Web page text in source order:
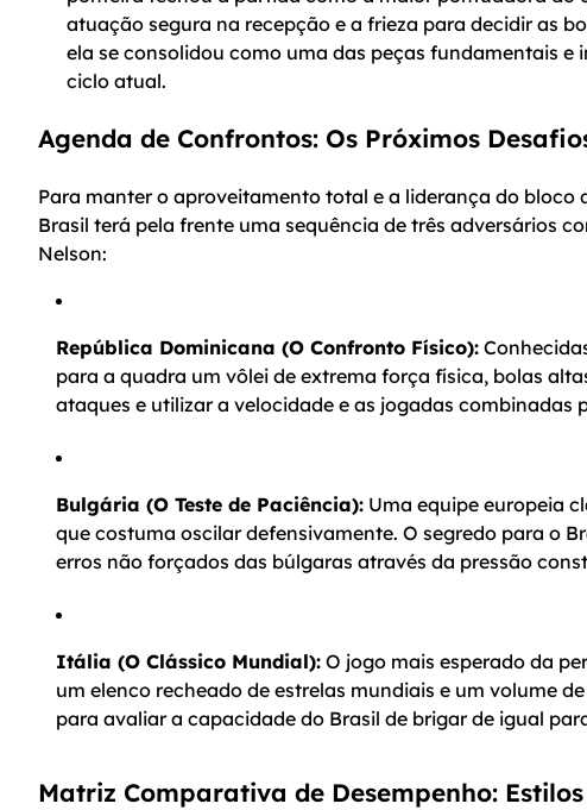
atuação segura na recepção e a frieza para decidir as
ela se consolidou como uma das peças fundamentais
ciclo atual.
Agenda de Confrontos: Os Próximos
Para manter o aproveitamento total e a liderança do
Brasil terá pela frente uma sequência de três adversários
Nelson:
República Dominicana (O Confronto Físico):
para a quadra um vôlei de extrema força física, bolas
ataques e utilizar a velocidade e as jogadas combinadas
Bulgária (O Teste de Paciência): Uma equipe europeia
que costuma oscilar defensivamente. O segredo para o
erros não forçados das búlgaras através da pressão
Itália (O Clássico Mundial): O jogo mais esperado da
um elenco recheado de estrelas mundiais e um volume
para avaliar a capacidade do Brasil de brigar de igual
Matriz Comparativa de Desempenho: